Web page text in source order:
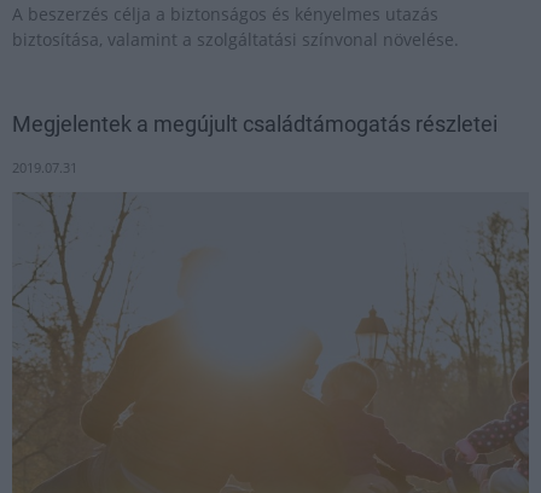
A beszerzés célja a biztonságos és kényelmes utazás
biztosítása, valamint a szolgáltatási színvonal növelése.
Megjelentek a megújult családtámogatás részletei
2019.07.31